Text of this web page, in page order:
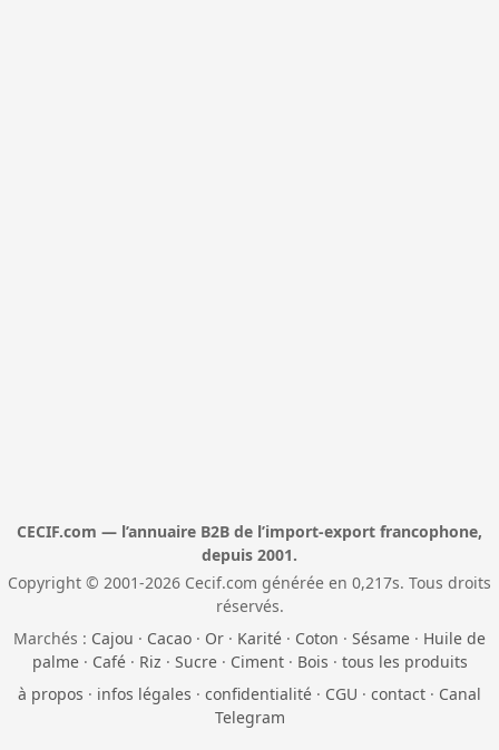
CECIF.com — l’annuaire B2B de l’import-export francophone,
depuis 2001.
Copyright © 2001-2026 Cecif.com générée en 0,217s. Tous droits
réservés.
Marchés : Cajou · Cacao · Or · Karité · Coton · Sésame · Huile de
palme· Café· Riz · Sucre· Ciment· Bois · tous les produits
à propos · infos légales · confidentialité · CGU · contact · Canal
Telegram